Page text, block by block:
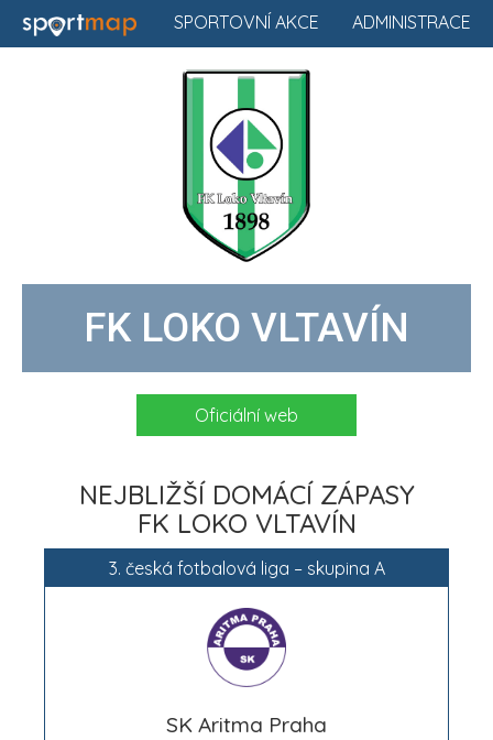
ADMINISTRACE
SPORTOVNÍ AKCE
FK LOKO VLTAVÍN
Oficiální web
NEJBLIŽŠÍ DOMÁCÍ ZÁPASY
FK LOKO VLTAVÍN
3. česká fotbalová liga – skupina A
SK Aritma Praha